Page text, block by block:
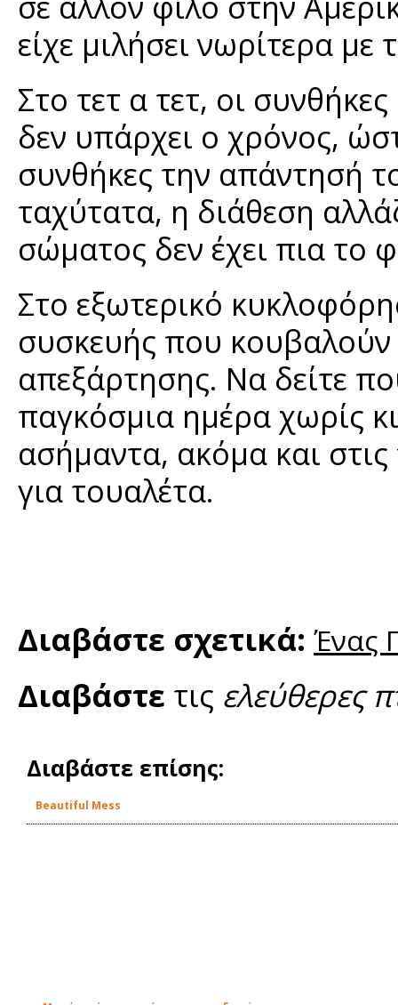
είχε μιλήσει νωρίτερα με
Στο τετ α τετ, οι
δεν υπάρχει ο χρόνος,
συνθήκες την απάντησή
ταχύτατα, η διάθεση
σώματος δεν έχει πια το
Στο εξωτερικό
συσκευής που κουβαλούν
απεξάρτησης. Να δείτε
παγκόσμια ημέρα χωρίς
ασήμαντα, ακόμα και
για τουαλέτα.
Διαβάστε σχετικά: Ένας
Διαβάστε τις ελεύθερες
Διαβάστε επίσης:
Beautiful Mess